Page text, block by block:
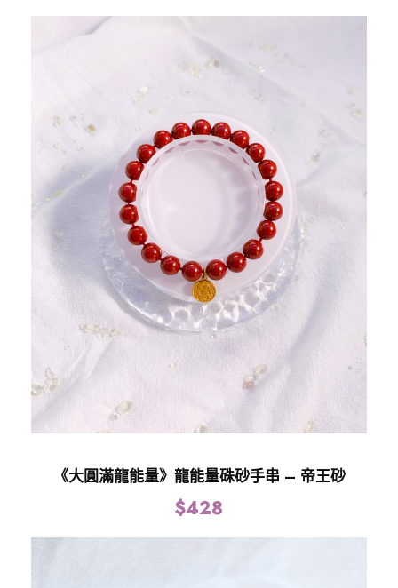
色
《大圓滿龍能量》龍能量硃砂手串 – 帝王砂
$428